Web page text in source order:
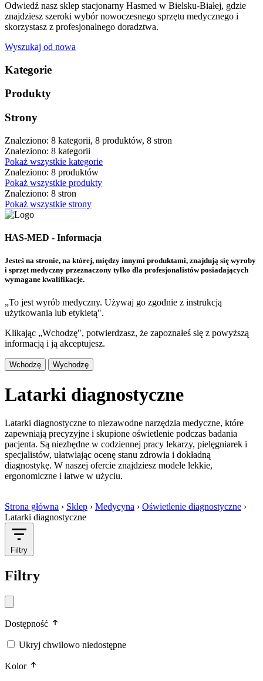
Odwiedź nasz sklep stacjonarny Hasmed w Bielsku-Białej, gdzie
znajdziesz szeroki wybór nowoczesnego sprzętu medycznego i
skorzystasz z profesjonalnego doradztwa.
Wyszukaj od nowa
Kategorie
Produkty
Strony
Znaleziono: 8 kategorii, 8 produktów, 8 stron
Znaleziono: 8 kategorii
Pokaż wszystkie kategorie
Znaleziono: 8 produktów
Pokaż wszystkie produkty
Znaleziono: 8 stron
Pokaż wszystkie strony
HAS-MED - Informacja
Jesteś na stronie, na której, między innymi produktami, znajdują się wyroby
i sprzęt medyczny przeznaczony tylko dla profesjonalistów posiadających
wymagane kwalifikacje.
„To jest wyrób medyczny. Używaj go zgodnie z instrukcją
użytkowania lub etykietą".
Klikając „Wchodzę", potwierdzasz, że zapoznałeś się z powyższą
informacją i ją akceptujesz.
Wchodzę Wychodzę
Latarki diagnostyczne
Latarki diagnostyczne to niezawodne narzędzia medyczne, które
zapewniają precyzyjne i skupione oświetlenie podczas badania
pacjenta. Są niezbędne w codziennej pracy lekarzy, pielęgniarek i
specjalistów, ułatwiając ocenę stanu zdrowia i dokładną
diagnostykę. W naszej ofercie znajdziesz modele lekkie,
ergonomiczne i łatwe w użyciu.
Strona główna › Sklep › Medycyna › Oświetlenie diagnostyczne ›
Latarki diagnostyczne
Filtry
Filtry
Dostępność
Ukryj chwilowo niedostępne
Kolor